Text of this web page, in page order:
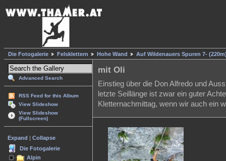
Die Fotogalerie Felsklettern Hohe Wand Auf Wildenauers Spuren 7-
Advanced Search
RSS Feed for this Album
View Slideshow
View Slideshow
(Fullscreen)
Expand
Collapse
Die Fotogalerie
Alpin
mit Oli
Einstieg über die Don Alfredo und
letzte Seillänge ist zwar ein guter
Kletternachmittag, wenn wir auch ein